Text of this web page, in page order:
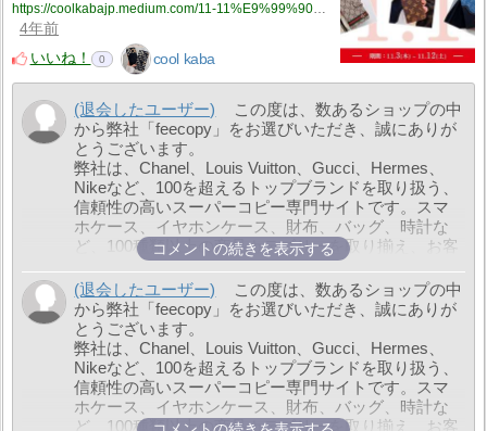
https://coolkabajp.medium.com/11-11%E9%99%90%E5%AE%9A-%E3%81%84%E3%81%84%E8%B2%B7%E7%89%A9%E3%81%AE%E6%97%A5%E3%81%AF-%E8%B6%85paypay%E7%A5%AD-%E3%81%8A%E5%BE%97%E3%81%AA%E3%82%AD%E3%83%A3%E3%83%B3%E3%83%9A%E3%83%BC%E3%83%B3%E3%82%84%E3%82%BB%E3%83%BC%E3%83%AB%E3%81%AA%E3%81%A9%E7%9B%9B%E3%82%8A%E3%81%A0%E3%81%8F%E3%81%95%E3%82%93-f62f3612b62?source=rss-eb05de2c066a------2
4年前
いいね！
0 cool kaba
(退会したユーザー)
この度は、数あるショップの中
から弊社「feecopy」をお選びいただき、誠にありが
とうございます。
弊社は、Chanel、Louis Vuitton、Gucci、Hermes、
Nikeなど、100を超えるトップブランドを取り扱う、
信頼性の高いスーパーコピー専門サイトです。スマ
ホケース、イヤホンケース、財布、バッグ、時計な
ど、100種類以上の商品カテゴリーを取り揃え、お客
様の多様なファッションニーズにお応えします。
弊社は5000以上の工場と連携し、ブランド商品から
生活雑貨まで、豊富な選択肢をご提供いたします。
また、LINE ID「feecopy」を追加いただくことで、特
別な割引やサービスをお受け取りいただけます。
LINEでお友達追加いただくことで、最安値で商品を
購入できるだけでなく、複数のブランド商品の無料
ギフトも手に入れるチャンスがあります。
ご注文から梱包、発送、物流追跡まで、LINEを通じ
コメントの続きを表示する
(退会したユーザー)
この度は、数あるショップの中
から弊社「feecopy」をお選びいただき、誠にありが
とうございます。
弊社は、Chanel、Louis Vuitton、Gucci、Hermes、
Nikeなど、100を超えるトップブランドを取り扱う、
信頼性の高いスーパーコピー専門サイトです。スマ
ホケース、イヤホンケース、財布、バッグ、時計な
ど、100種類以上の商品カテゴリーを取り揃え、お客